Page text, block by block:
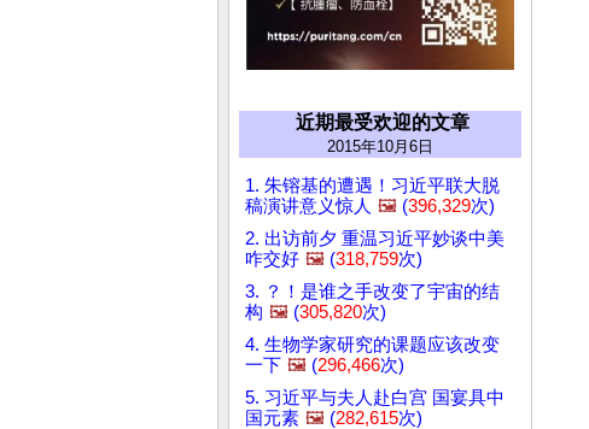
近期最受欢迎的文章
2015年10月6日
1. 朱镕基的遭遇！习近平联大脱
稿演讲意义惊人 🖼️ (396,329次)
2. 出访前夕 重温习近平妙谈中美
咋交好 🖼️ (318,759次)
3. ？！是谁之手改变了宇宙的结
构 🖼️ (305,820次)
4. 生物学家研究的课题应该改变
一下 🖼️ (296,466次)
5. 习近平与夫人赴白宫 国宴具中
国元素 🖼️ (282,615次)